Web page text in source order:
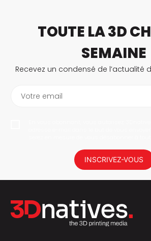
TOUTE LA 3D
SEMAINE
Recevez un condensé de l’actualité
Votre email
INSCRIVEZ-VOUS